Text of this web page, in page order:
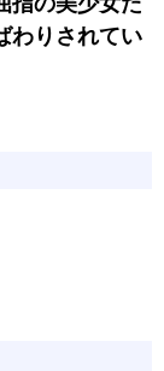
わりされてい